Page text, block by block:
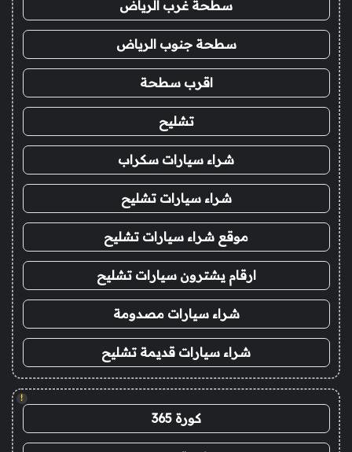
سطحة غرب الرياض
سطحة جنوب الرياض
اقرب سطحة
تشليح
شراء سيارات سكراب
شراء سيارات تشليح
موقع شراء سيارات تشليح
ارقام يشترون سيارات تشليح
شراء سيارات مصدومة
شراء سيارات قديمة تشليح
!
كورة 365